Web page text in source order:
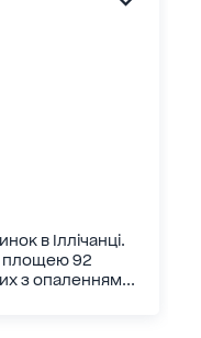
в Іллічанці.
площею 92
з опаленням...